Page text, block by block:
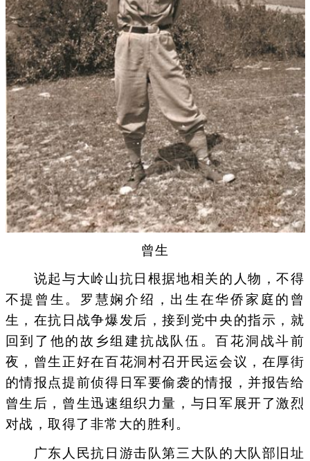
曾生
说起与大岭山抗日根据地相关的人物，不得
不提曾生。罗慧娴介绍，出生在华侨家庭的曾
生，在抗日战争爆发后，接到党中央的指示，就
回到了他的故乡组建抗战队伍。百花洞战斗前
夜，曾生正好在百花洞村召开民运会议，在厚街
的情报点提前侦得日军要偷袭的情报，并报告给
曾生后，曾生迅速组织力量，与日军展开了激烈
对战，取得了非常大的胜利。
广东人民抗日游击队第三大队的大队部旧址